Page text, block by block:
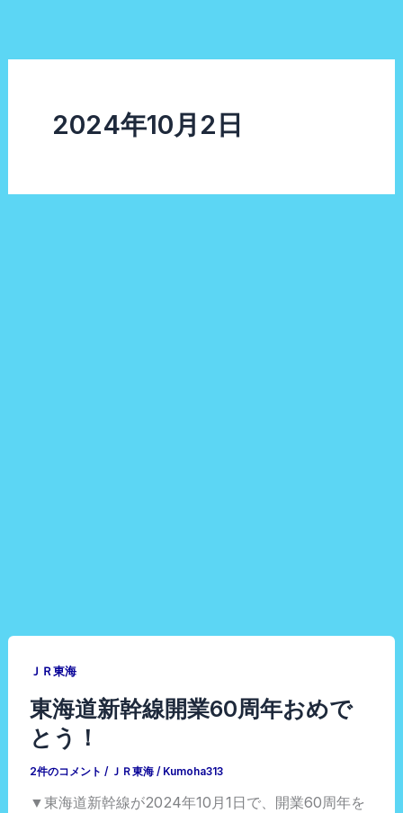
を
2024年10月2日
ＪＲ東海
東海道新幹線開業60周年おめで
とう！
2件のコメント / ＪＲ東海 / Kumoha313
▼東海道新幹線が2024年10月1日で、開業60周年を